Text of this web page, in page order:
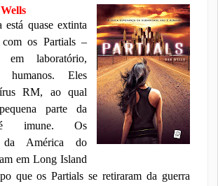
está quase extinta
os Partials –
em laboratório,
humanos. Eles
RM, ao qual
parte da
é imune. Os
da América do
em Long Island
que os Partials se retiraram da guerra